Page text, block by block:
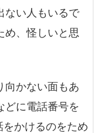
ない人もいるで
め、怪しいと思
向かない面もあ
どに電話番号を
かけるのをため